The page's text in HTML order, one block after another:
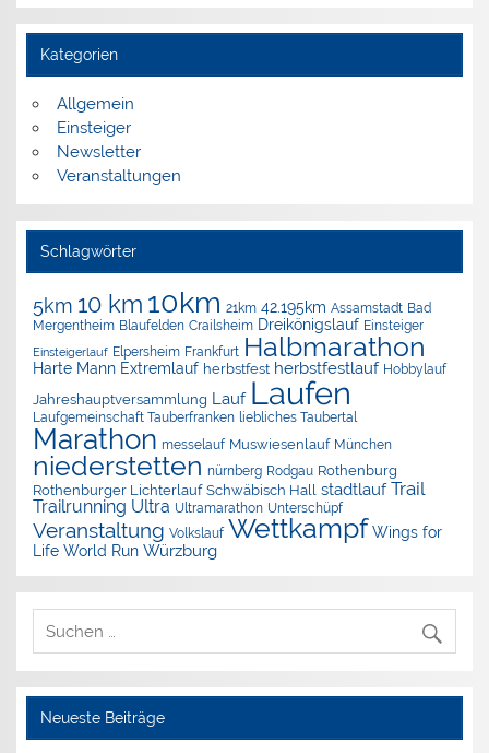
Kategorien
Allgemein
Einsteiger
Newsletter
Veranstaltungen
Schlagwörter
5km 10 km 10km 21km 42.195km Assamstadt Bad
Mergentheim Blaufelden Crailsheim Dreikönigslauf Einsteiger
Einsteigerlauf Elpersheim Frankfurt Halbmarathon
Harte Mann Extremlauf herbstfest herbstfestlauf Hobbylauf
Jahreshauptversammlung Lauf Laufen
Laufgemeinschaft Tauberfranken liebliches Taubertal
Marathon messelauf Muswiesenlauf München
niederstetten nürnberg Rodgau Rothenburg
Rothenburger Lichterlauf Schwäbisch Hall stadtlauf Trail
Trailrunning Ultra Ultramarathon Unterschüpf
Veranstaltung Volkslauf Wettkampf Wings for
Life World Run Würzburg
Neueste Beiträge